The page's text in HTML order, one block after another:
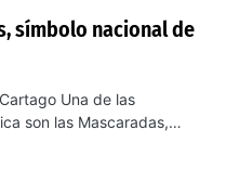
símbolo nacional de
Una de las
son las Mascaradas,…